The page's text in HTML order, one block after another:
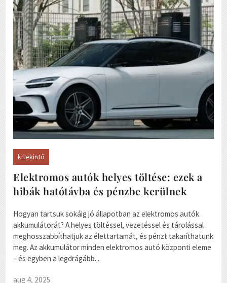
kitekintő
Elektromos autók helyes töltése: ezek a
hibák hatótávba és pénzbe kerülnek
Hogyan tartsuk sokáig jó állapotban az elektromos autók
akkumulátorát? A helyes töltéssel, vezetéssel és tárolással
meghosszabbíthatjuk az élettartamát, és pénzt takaríthatunk
meg. Az akkumulátor minden elektromos autó központi eleme
– és egyben a legdrágább...
aug 4, 2025